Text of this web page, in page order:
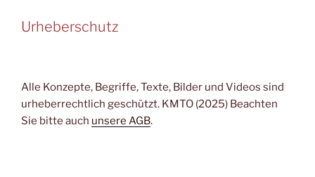
Urheberschutz
Alle Konzepte, Begriffe, Texte, Bilder und Videos sind
urheberrechtlich geschützt. KMTO (2025) Beachten
Sie bitte auch unsere AGB.